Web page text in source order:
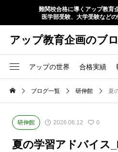
難関校合格に導くアップ教育
医学部受験、大学受験など
アップ教育企画のブ
アップの世界 合格実績
ブログ一覧 研伸館 夏
研伸館 2026.06.12 0
夏の学習アドバイス